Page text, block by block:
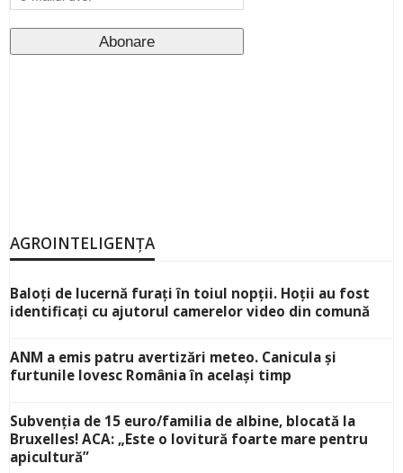
AGROINTELIGENȚA
Baloți de lucernă furați în toiul nopții. Hoții au fost
identificați cu ajutorul camerelor video din comună
ANM a emis patru avertizări meteo. Canicula și
furtunile lovesc România în același timp
Subvenția de 15 euro/familia de albine, blocată la
Bruxelles! ACA: „Este o lovitură foarte mare pentru
apicultură”